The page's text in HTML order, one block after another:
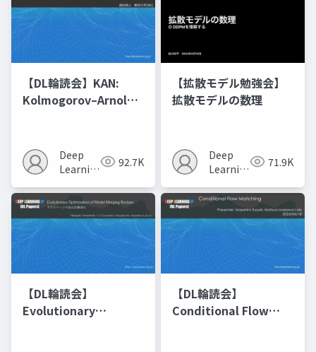
【DL輪読会】KAN:
Kolmogorov–Arnold
Deep
Learning
92.7K
【拡散モデル勉強会】
拡散モデルの数理
Deep
Learning
71.9K
【DL輪読会】
Evolutionary
【DL輪読会】
Conditional Flow